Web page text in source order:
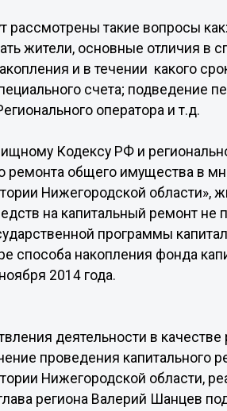
рассмотрены такие вопросы
жители, основные отличия в
и в течении какого
счета; подведение
оператора и т.д.
Кодексу РФ и
ремонта общего имущества в
Нижегородской области»,
на капитальный ремонт не
программы
способа накопления фонда
2014 года.
деятельности в качестве
проведения
Нижегородской области,
региона Валерий Шанцев